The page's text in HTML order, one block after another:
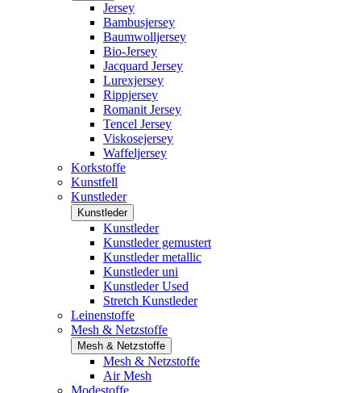
Jersey
Bambusjersey
Baumwolljersey
Bio-Jersey
Jacquard Jersey
Lurexjersey
Rippjersey
Romanit Jersey
Tencel Jersey
Viskosejersey
Waffeljersey
Korkstoffe
Kunstfell
Kunstleder
Kunstleder
Kunstleder
Kunstleder gemustert
Kunstleder metallic
Kunstleder uni
Kunstleder Used
Stretch Kunstleder
Leinenstoffe
Mesh & Netzstoffe
Mesh & Netzstoffe
Mesh & Netzstoffe
Air Mesh
Modestoffe